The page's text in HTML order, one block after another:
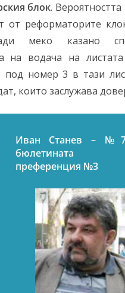
блок. Вероятността
от реформаторите
меко казано
на водача на
под номер 3 в тази
които заслужава
Иван Станев – №
преференция №3